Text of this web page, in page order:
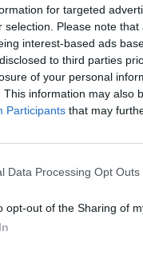
for targeted
selection. Please note
interest-based ads
to third parties
of your personal
This information may also
Participants that may
Data Processing Opt Outs
opt-out of the Sharing of
Via
Castronno
a cuore l'informazione
prima linea per